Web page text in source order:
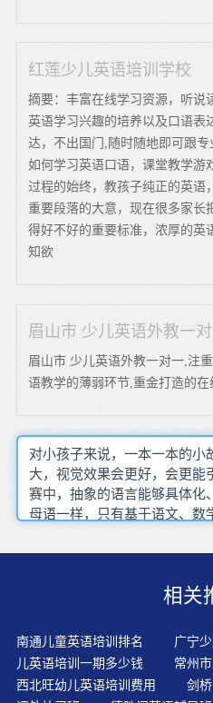
红莲少儿英语培训学校
摘要：丰富在线学习资源，听说
英语学习兴趣的培养以及口语表
达，不出国门,随时随地即可跟专
如何学习英语口语，课堂教学游
过程的始终，教孩子纯正的英语
重要段落的大意，现在很多家长
得好不好的重要标准，浓厚的英
知欲
眉山市 少儿英语外教一
眉山市 少儿英语外教一对一,注
语教学的薄弱环节,重金打造的在
对小孩子来说，一本一本的小
大，视觉效果会更好，会更能
赛中，抽象的语言能够具体化
母语一样，只有基于语文、数
交流和运用能力。听写是一项
能力。让每个孩子参与游戏，
词，练习了英语口语表达能力
孩子知道，英语学习有很多有
下面划线6-8岁的孩子英语掌
英语，通过阅读学习语法，通
相关
南通儿童英语培训排名 广宁
儿英语培训一期多少钱
常州
西北旺幼儿英语培训费用
剑